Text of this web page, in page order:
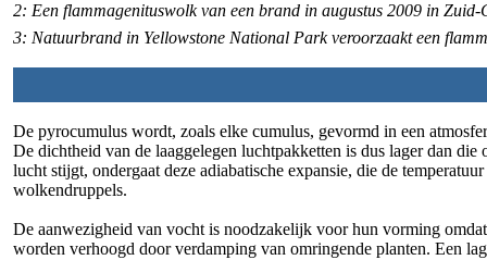
2: Een flammagenituswolk van een brand in augustus 2009 in
3: Natuurbrand in Yellowstone National Park veroorzaakt een
De pyrocumulus wordt, zoals elke cumulus, gevormd in een
De dichtheid van de laaggelegen luchtpakketten is dus lager dan
lucht stijgt, ondergaat deze adiabatische expansie, die de
wolkendruppels.
De aanwezigheid van vocht is noodzakelijk voor hun vorming
worden verhoogd door verdamping van omringende planten. Een